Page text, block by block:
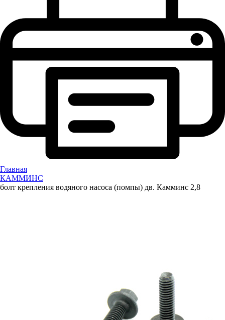
Главная
КАММИНС
болт крепления водяного насоса (помпы) дв. Камминс 2,8